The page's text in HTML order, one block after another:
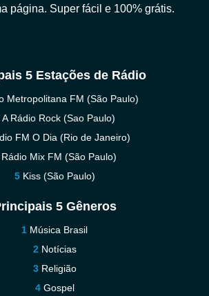
página. Super fácil e 100% grátis.
5 Estações de Rádio
Metropolitana FM (São Paulo)
A Rádio Rock (Sao Paulo)
FM O Dia (Rio de Janeiro)
Rádio Mix FM (São Paulo)
Kiss (São Paulo)
5 Gêneros
Música Brasil
Notícias
Religião
Gospel